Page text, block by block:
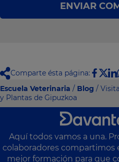
ENVIAR
Comparte ésta página:
Escuela Veterinaria / Blog /
y Plantas de Gipuzkoa
Aquí todos vamos a una.
colaboradores compartimos
mejor formación para que